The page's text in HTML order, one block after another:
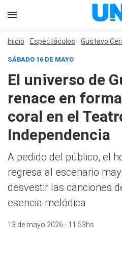
Inicio Espectáculos Gustavo
SÁBADO 16 DE MAYO
El universo de
renace en
coral en el
Independencia
A pedido del público, el
regresa al escenario
desvestir las canciones
esencia melódica
13 de mayo 2026 - 11:53hs